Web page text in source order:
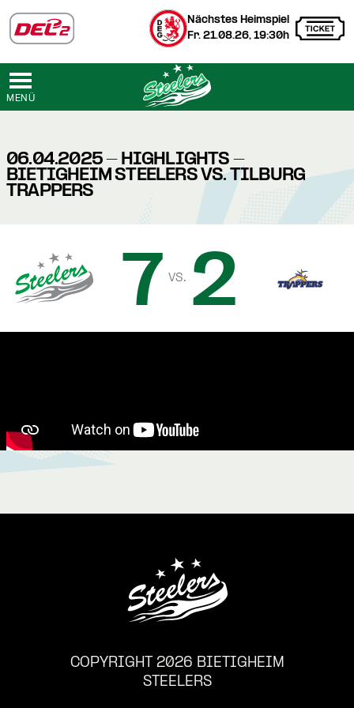
Nächstes Heimspiel
Fr. 21.08.26, 19:30h
MENÜ
06.04.2025 - HIGHLIGHTS -
BIETIGHEIM STEELERS VS. TILBURG
TRAPPERS
7 vs. 2
COPYRIGHT 2026 BIETIGHEIM
STEELERS